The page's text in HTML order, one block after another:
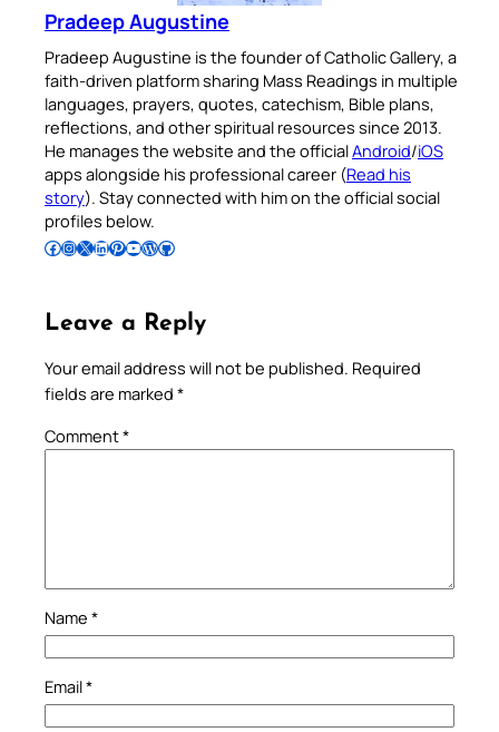
Pradeep Augustine
Pradeep Augustine is the founder of Catholic Gallery, a
faith-driven platform sharing Mass Readings in multiple
languages, prayers, quotes, catechism, Bible plans,
reflections, and other spiritual resources since 2013.
He manages the website and the officialAndroid/iOS
apps alongside his professional career (Read his
story). Stay connected with him on the official social
profiles below.
Follow Pradeep on Facebook Follow Pradeep on InstagramFollow Pradeep on X Follow Pradeep on LinkedIn Follow Pradeep on Pinterest Subscribe to Pradeep’s Youtube Channel Follow Pradeep on WordPress Follow Pradeep on GitHub
Leave a Reply
Your email address will not be published. Required
fields are marked *
Comment*
Name *
Email*